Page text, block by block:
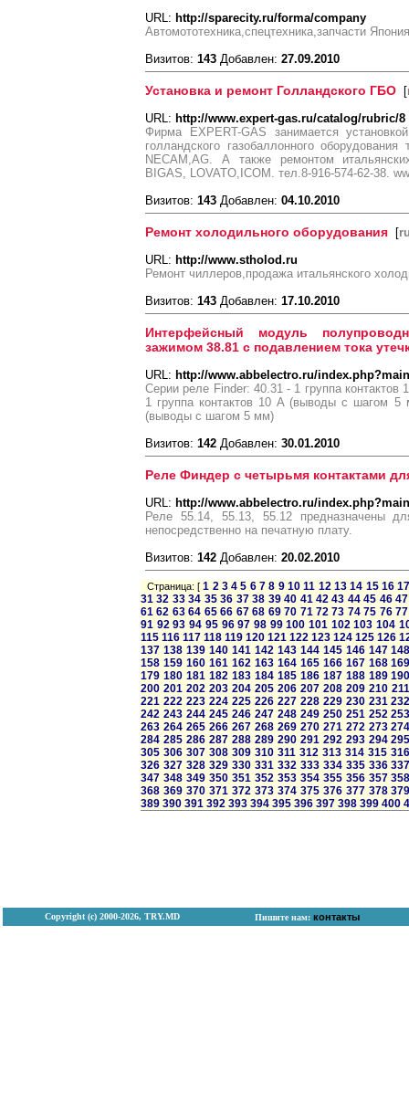
URL: http://sparecity.ru/forma/company
Автомототехника,спецтехника,запчасти
Визитов: 143 Добавлен: 27.09.2010
Установка и ремонт Голландского ГБО [
URL: http://www.expert-gas.ru/catalog/rubric/8
Фирма EXPERT-GAS занимается
голландского газобаллонного
NECAM,AG. А также ремонтом
BIGAS, LOVATO,ICOM. тел.8-916-574-62-38.
Визитов: 143 Добавлен: 04.10.2010
Ремонт холодильного оборудования [
URL: http://www.stholod.ru
Ремонт чиллеров,продажа итальянского
Визитов: 143 Добавлен: 17.10.2010
Интерфейсный модуль
зажимом 38.81 с подавлением тока
URL: http://www.abbelectro.ru/
Серии реле Finder: 40.31 - 1 группа
1 группа контактов 10 A (выводы с шагом
(выводы с шагом 5 мм)
Визитов: 142 Добавлен: 30.01.2010
Реле Финдер с четырьмя контактами
URL: http://www.abbelectro.ru/
Реле 55.14, 55.13, 55.12 предназначены
непосредственно на печатную плату.
Визитов: 142 Добавлен: 20.02.2010
Страница: [1 2 3 4 5 6 7 8 9 10 11 12 13 14 15 16
31 32 33 34 35 36 37 38 39 40 41 42 43 44 45 46 47
61 62 63 64 65 66 67 68 69 70 71 72 73 74 75 76 77
91 92 93 94 95 96 97 98 99 100 101 102 103 104
115 116 117 118 119 120 121 122 123 124 125 126
137 138 139 140 141 142 143 144 145 146 147
158 159 160 161 162 163 164 165 166 167 168
179 180 181 182 183 184 185 186 187 188 189
200 201 202 203 204 205 206 207 208 209 210 211
221 222 223 224 225 226 227 228 229 230 231
242 243 244 245 246 247 248 249 250 251 252
263 264 265 266 267 268 269 270 271 272 273
284 285 286 287 288 289 290 291 292 293 294
305 306 307 308 309 310 311 312 313 314 315 316
326 327 328 329 330 331 332 333 334 335 336
347 348 349 350 351 352 353 354 355 356 357
368 369 370 371 372 373 374 375 376 377 378
389 390 391 392 393 394 395 396 397 398 399 400
Copyright (с) 2000-2026, TRY.MD Пишите нам: контакты